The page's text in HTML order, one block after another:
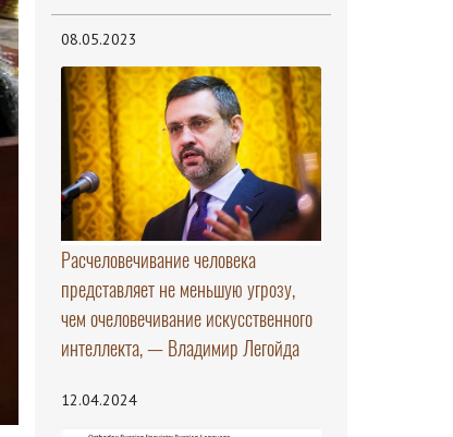
08.05.2023
Расчеловечивание человека
представляет не меньшую угрозу,
чем очеловечивание искусственного
интеллекта, — Владимир Легойда
12.04.2024